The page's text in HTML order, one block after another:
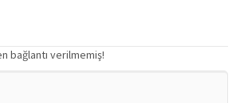
bağlantı verilmemiş!